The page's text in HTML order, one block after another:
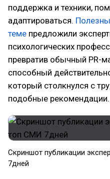
поддержка и техники,
адаптироваться.
теме предложили
психологических
превратив обычный PR-
способный
который столкнулся с
подобные рекомендации.
Скриншот публикации
7дней